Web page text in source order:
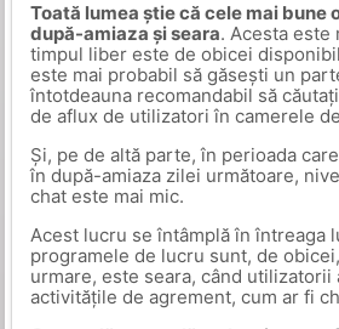
Toată lumea știe că cele mai bune
după-amiaza și seara. Acesta este
timpul liber este de obicei
este mai probabil să găsești un
întotdeauna recomandabil să
de aflux de utilizatori în camerele
Și, pe de altă parte, în perioada
în după-amiaza zilei următoare,
chat este mai mic.
Acest lucru se întâmplă în întreaga
programele de lucru sunt, de
urmare, este seara, când
activitățile de agrement, cum ar fi